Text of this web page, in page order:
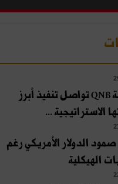
مجموعة QNB تواصل تنفيذ أبرز
الاستراتيجية ...
الدولار الأمريكي رغم
الهيكلية